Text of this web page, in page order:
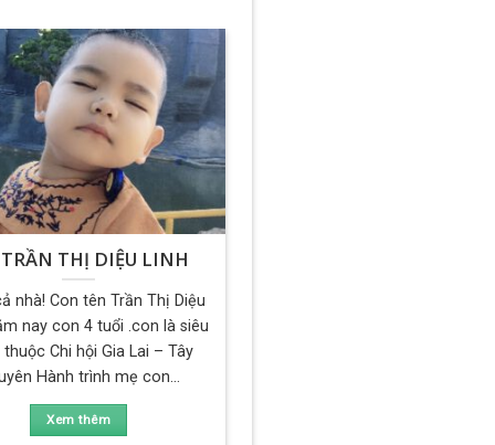
THỊ DIỆU LINH
nhà! Con tên Trần Thị Diệu
nay con 4 tuổi .con là siêu
Chi hội Gia Lai – Tây
Hành trình mẹ con...
Xem thêm